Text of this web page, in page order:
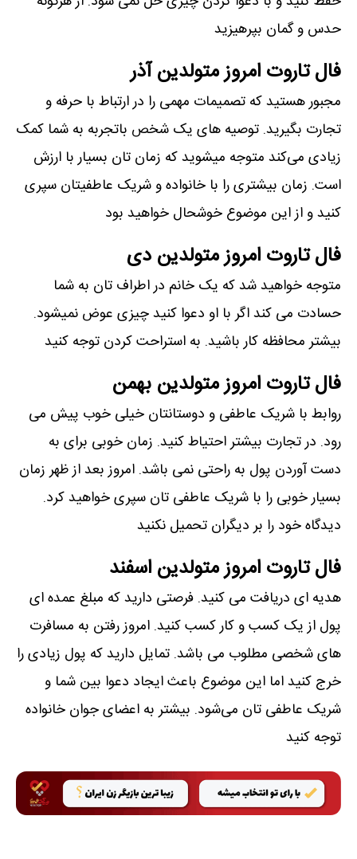
حدس و گمان بپرهیزید
فال تاروت امروز متولدین آذر
مجبور هستید که تصمیمات مهمی را در ارتباط با حرفه و
تجارت بگیرید. توصیه های یک شخص باتجربه به شما کمک
زیادی می‌کند متوجه میشوید که زمان تان بسیار با ارزش
است. زمان بیشتری را با خانواده و شریک عاطفیتان سپری
کنید و از این موضوع خوشحال خواهید بود
فال تاروت امروز متولدین دی
متوجه خواهید شد که یک خانم در اطراف تان به شما
حسادت می کند اگر با او دعوا کنید چیزی عوض نمیشود.
بیشتر محافظه کار باشید. به استراحت کردن توجه کنید
فال تاروت امروز متولدین بهمن
روابط با شریک عاطفی و دوستانتان خیلی خوب پیش می
رود. در تجارت بیشتر احتیاط کنید. زمان خوبی برای به
دست آوردن پول به راحتی نمی باشد. امروز بعد از ظهر زمان
بسیار خوبی را با شریک عاطفی تان سپری خواهید کرد.
دیدگاه خود را بر دیگران تحمیل نکنید
فال تاروت امروز متولدین اسفند
هدیه ای دریافت می کنید. فرصتی دارید که مبلغ عمده ای
پول از یک کسب و کار کسب کنید. امروز رفتن به مسافرت
های شخصی مطلوب می باشد. تمایل دارید که پول زیادی را
خرج کنید اما این موضوع باعث ایجاد دعوا بین شما و
شریک عاطفی تان می‌شود. بیشتر به اعضای جوان خانواده
توجه کنید